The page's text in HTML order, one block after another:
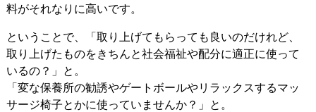
料がそれなりに高いです。
ということで、「取り上げてもらっても良いのだけれど、
取り上げたものをきちんと社会福祉や配分に適正に使って
いるの？」と。
「変な保養所の勧誘やゲートボールやリラックスするマッ
サージ椅子とかに使っていませんか？」と。